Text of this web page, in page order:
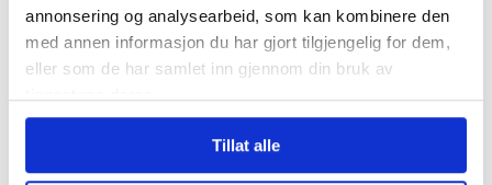
annonsering og analysearbeid, som kan kombinere den
med annen informasjon du har gjort tilgjengelig for dem,
eller som de har samlet inn gjennom din bruk av
Tillat alle